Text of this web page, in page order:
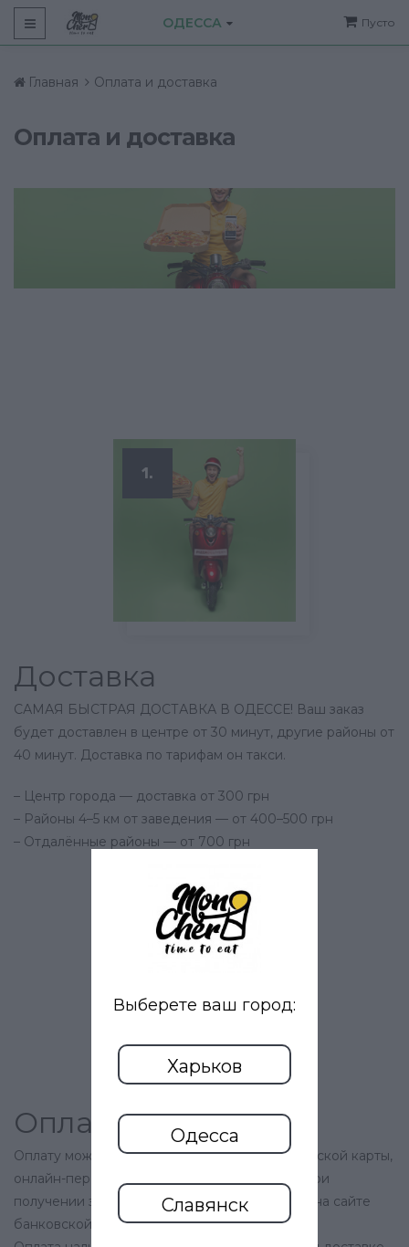
ОДЕССА Пусто
Главная Оплата и доставка
Оплата и доставка
1.
Доставка
САМАЯ БЫСТРАЯ ДОСТАВКА В ОДЕССЕ! Ваш заказ
будет доставлен в центре от 30 минут, другие районы от
40 минут. Доставка по тарифам он такси.
– Центр города — доставка от 300 грн
– Районы 4–5 км от заведения — от 400–500 грн
– Отдалённые районы — от 700 грн
Оплата
Оплату можно произвести с помощью банковской карты,
онлайн-переводом или наличными курьеру при
получении заказа. Вы можете оплатить заказ на сайте
банковской картой Visa или Mastercard.
Выберете ваш город:
Харьков
Одесса
Славянск